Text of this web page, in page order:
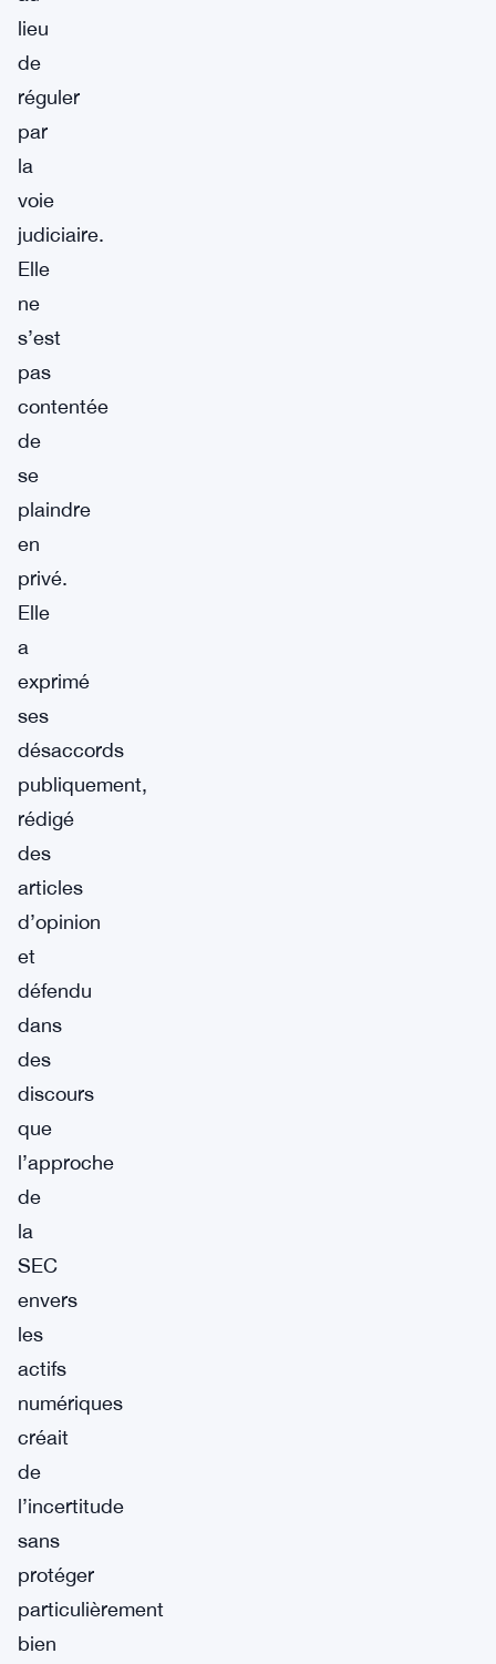
lieu
de
réguler
par
la
voie
judiciaire.
Elle
ne
s’est
pas
contentée
de
se
plaindre
en
privé.
Elle
a
exprimé
ses
désaccords
publiquement,
rédigé
des
articles
d’opinion
et
défendu
dans
des
discours
que
l’approche
de
la
SEC
envers
les
actifs
numériques
créait
de
l’incertitude
sans
protéger
particulièrement
bien